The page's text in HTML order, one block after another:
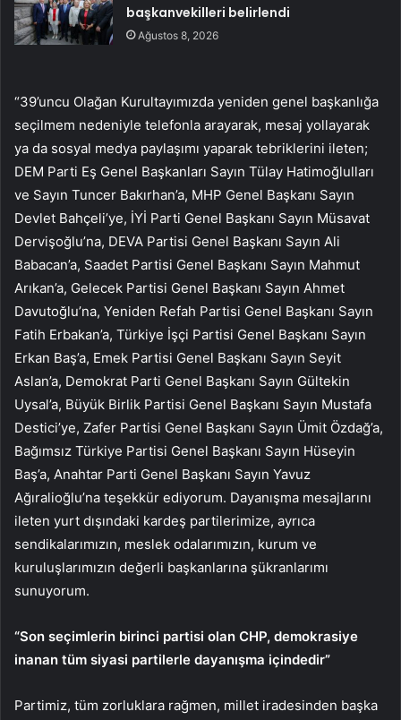
başkanvekilleri belirlendi
Ağustos 8, 2026
“39’uncu Olağan Kurultayımızda yeniden genel başkanlığa
seçilmem nedeniyle telefonla arayarak, mesaj yollayarak
ya da sosyal medya paylaşımı yaparak tebriklerini ileten;
DEM Parti Eş Genel Başkanları Sayın Tülay Hatimoğlulları
ve Sayın Tuncer Bakırhan’a, MHP Genel Başkanı Sayın
Devlet Bahçeli’ye, İYİ Parti Genel Başkanı Sayın Müsavat
Dervişoğlu’na, DEVA Partisi Genel Başkanı Sayın Ali
Babacan’a, Saadet Partisi Genel Başkanı Sayın Mahmut
Arıkan’a, Gelecek Partisi Genel Başkanı Sayın Ahmet
Davutoğlu’na, Yeniden Refah Partisi Genel Başkanı Sayın
Fatih Erbakan’a, Türkiye İşçi Partisi Genel Başkanı Sayın
Erkan Baş’a, Emek Partisi Genel Başkanı Sayın Seyit
Aslan’a, Demokrat Parti Genel Başkanı Sayın Gültekin
Uysal’a, Büyük Birlik Partisi Genel Başkanı Sayın Mustafa
Destici’ye, Zafer Partisi Genel Başkanı Sayın Ümit Özdağ’a,
Bağımsız Türkiye Partisi Genel Başkanı Sayın Hüseyin
Baş’a, Anahtar Parti Genel Başkanı Sayın Yavuz
Ağıralioğlu’na teşekkür ediyorum. Dayanışma mesajlarını
ileten yurt dışındaki kardeş partilerimize, ayrıca
sendikalarımızın, meslek odalarımızın, kurum ve
kuruluşlarımızın değerli başkanlarına şükranlarımı
sunuyorum.
“Son seçimlerin birinci partisi olan CHP, demokrasiye
inanan tüm siyasi partilerle dayanışma içindedir”
Partimiz, tüm zorluklara rağmen, millet iradesinden başka